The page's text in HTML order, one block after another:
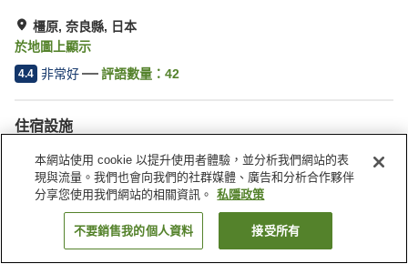
橿原, 奈良縣, 日本
於地圖上顯示
4.4 非常好 評語數量： 42
住宿設施
Wi-Fi
全幢禁煙
共用客廳
共用廚房
找客房
本網站使用 cookie 以提升使用者體驗，並分析我們網站的表
現與流量。我們也會向我們的社群媒體、廣告和分析合作夥伴
分享您使用我們網站的相關資訊。
私隱政策
不要銷售我的個人資料 接受所有